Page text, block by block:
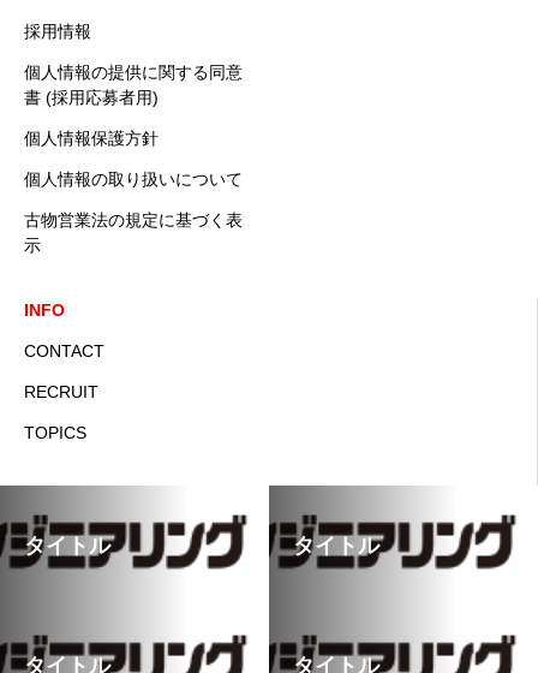
採用情報
個人情報の提供に関する同意
書 (採用応募者用)
個人情報保護方針
個人情報の取り扱いについて
古物営業法の規定に基づく表
示
INFO
CONTACT
RECRUIT
TOPICS
タイトル タイトル
タイトル タイトル